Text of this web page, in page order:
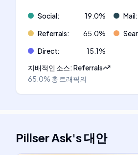
Social: 19.0% Mail:
Referrals: 65.0%
Direct: 15.1%
지배적인 소스:Referrals
65.0% 총 트래픽의
Pillser Ask's대안